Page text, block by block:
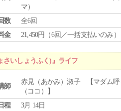
マ）
数
全6回
金
21,450円（6回／一括支払いのみ）
さいしょうふく)』ライフ
師
赤見（あかみ）淑子 【マダム呼
（ココ）】
程
3月 14日